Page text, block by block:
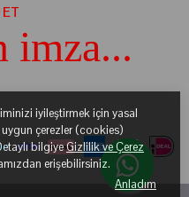
iyileştirmek için yasal
çerezler (cookies)
bilgiyeGizlilik ve Çerez
erişebilirsiniz.
Anladım
ET
imza...